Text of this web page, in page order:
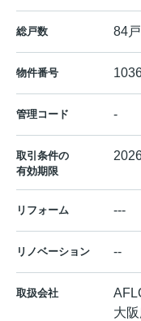
総戸数 84戸
物件番号
管理コード -
取引条件の
有効期限
リフォーム ---
リノベーション --
取扱会社
大